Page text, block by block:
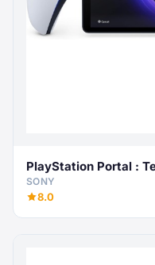
PlayStation Portal :
SONY
8.0